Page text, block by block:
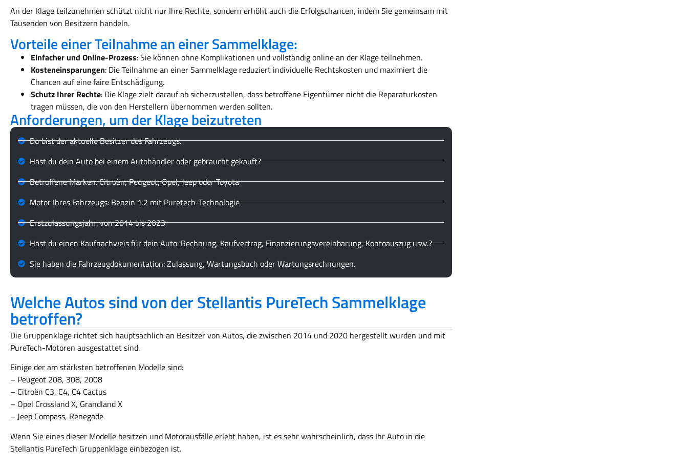
An der Klage teilzunehmen schützt nicht nur Ihre Rechte, sondern erhöht auch die Erfolgschancen, indem Sie gemeinsam mit
Tausenden von Besitzern handeln.
Vorteile einer Teilnahme an einer Sammelklage:
Einfacher und Online-Prozess: Sie können ohne Komplikationen und vollständig online an der Klage teilnehmen.
Kosteneinsparungen: Die Teilnahme an einer Sammelklage reduziert individuelle Rechtskosten und maximiert die
Chancen auf eine faire Entschädigung.
Schutz Ihrer Rechte: Die Klage zielt darauf ab sicherzustellen, dass betroffene Eigentümer nicht die Reparaturkosten
tragen müssen, die von den Herstellern übernommen werden sollten.
Anforderungen, um der Klage beizutreten
Du bist der aktuelle Besitzer des Fahrzeugs.
Hast du dein Auto bei einem Autohändler oder gebraucht gekauft?
Betroffene Marken: Citroën, Peugeot, Opel, Jeep oder Toyota
Motor Ihres Fahrzeugs: Benzin 1.2 mit Puretech-Technologie
Erstzulassungsjahr: von 2014 bis 2023
Hast du einen Kaufnachweis für dein Auto: Rechnung, Kaufvertrag, Finanzierungsvereinbarung, Kontoauszug usw.?
Sie haben die Fahrzeugdokumentation: Zulassung, Wartungsbuch oder Wartungsrechnungen.
Welche Autos sind von der Stellantis PureTech Sammelklage
betroffen?
Die Gruppenklage richtet sich hauptsächlich an Besitzer von Autos, die zwischen 2014 und 2020 hergestellt wurden und mit
PureTech-Motoren ausgestattet sind.
Einige der am stärksten betroffenen Modelle sind:
– Peugeot 208, 308, 2008
– Citroën C3, C4, C4 Cactus
– Opel Crossland X, Grandland X
– Jeep Compass, Renegade
Wenn Sie eines dieser Modelle besitzen und Motorausfälle erlebt haben, ist es sehr wahrscheinlich, dass Ihr Auto in die
Stellantis PureTech Gruppenklage einbezogen ist.